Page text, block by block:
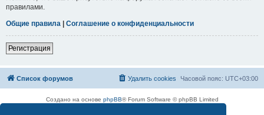
правилами.
Общие правила | Соглашение о конфиденциальности
Регистрация
Список форумов Часовой пояс: UTC+03:00
Удалить cookies
Создано на основе phpBB® Forum Software © phpBB Limited